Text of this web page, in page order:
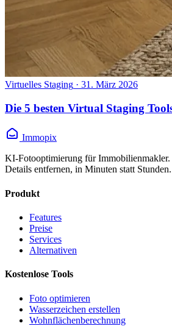
Virtuelles Staging · 31. März 2026
Die 5 besten Virtual Staging
Immopix
KI-Fotooptimierung für Immobilienmakler.
Details entfernen, in Minuten statt Stunden.
Produkt
Features
Preise
Services
Alternativen
Kostenlose Tools
Foto optimieren
Wasserzeichen erstellen
Wohnflächen­berechnung